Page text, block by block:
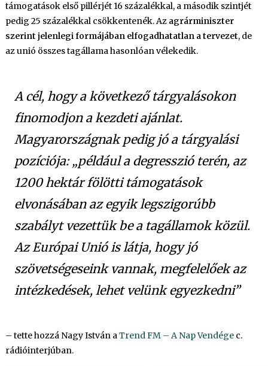
támogatások első pillérjét 16 százalékkal, a második szintjét
pedig 25 százalékkal csökkentenék. Az agrárminiszter
szerint jelenlegi formájában elfogadhatatlan a tervezet, de
az unió összes tagállama hasonlóan vélekedik.
A cél, hogy a következő tárgyalásokon
finomodjon a kezdeti ajánlat.
Magyarországnak pedig jó a tárgyalási
pozíciója: „például a degresszió terén, az
1200 hektár fölötti támogatások
elvonásában az egyik legszigorúbb
szabályt vezettük be a tagállamok közül.
Az Európai Unió is látja, hogy jó
szövetségeseink vannak, megfelelőek az
intézkedések, lehet velünk egyezkedni”
– tette hozzá Nagy István aTrend FM – A Nap Vendégec.
rádióinterjúban.